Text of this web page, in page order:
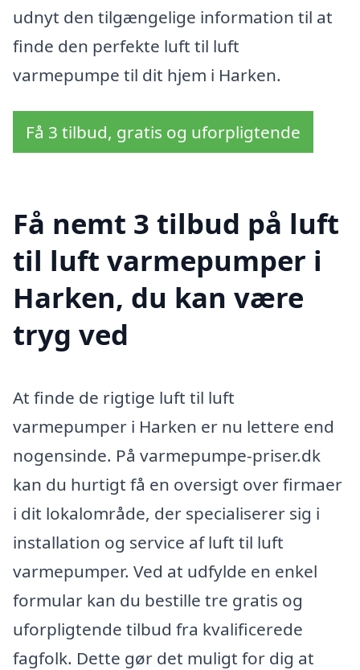
udnyt den tilgængelige information til at
finde den perfekte luft til luft
varmepumpe til dit hjem i Harken.
Få 3 tilbud, gratis og uforpligtende
Få nemt 3 tilbud på luft
til luft varmepumper i
Harken, du kan være
tryg ved
At finde de rigtige luft til luft
varmepumper i Harken er nu lettere end
nogensinde. På varmepumpe-priser.dk
kan du hurtigt få en oversigt over firmaer
i dit lokalområde, der specialiserer sig i
installation og service af luft til luft
varmepumper. Ved at udfylde en enkel
formular kan du bestille tre gratis og
uforpligtende tilbud fra kvalificerede
fagfolk. Dette gør det muligt for dig at